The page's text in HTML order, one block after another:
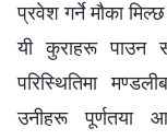
प्रवेश गर्ने मौका
यी कुराहरू
परिस्थितिमा
उनीहरू पूर्णतया